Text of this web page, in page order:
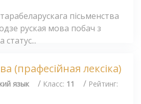
пісьменства
руская мова побач з
статус...
(прафесійная лексіка)
язык / Класс: 11 / Рейтинг: